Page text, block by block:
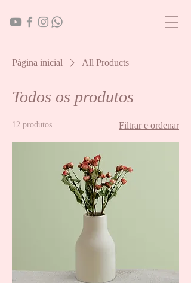
Página inicial All Products
Todos os produtos
12 produtos Filtrar e ordenar